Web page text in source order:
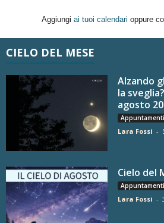
Aggiungi ai tuoi calendari oppure
CIELO DEL MESE
Alzando
la
agosto
Lara Fossi -
Cielo del
Lara Fossi -